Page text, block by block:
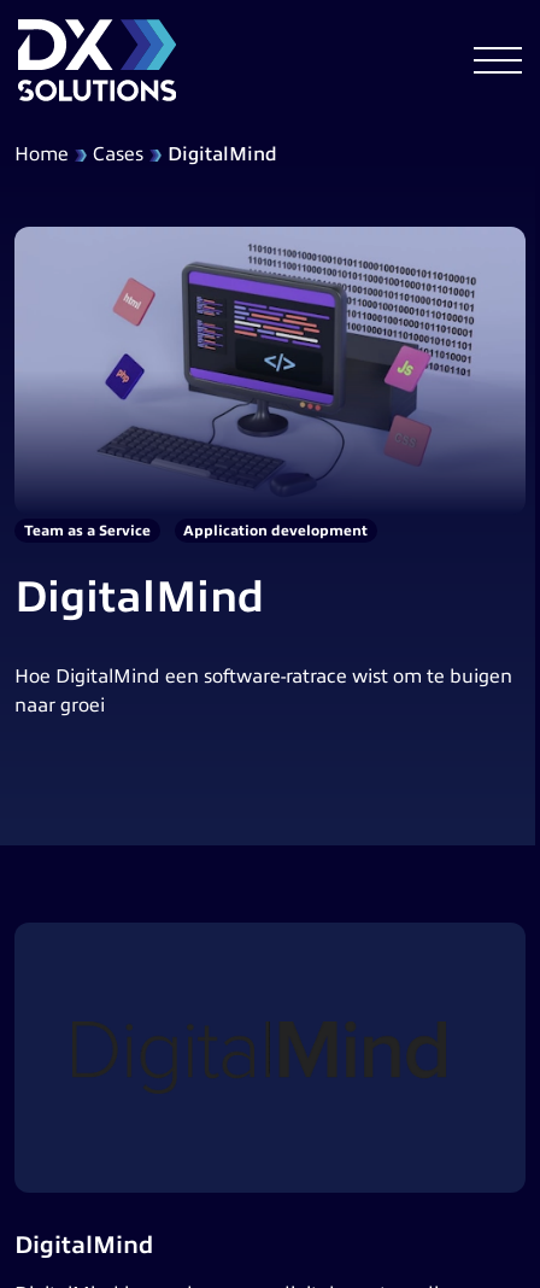
Home Cases DigitalMind
Team as a Service Application development
DigitalMind
Hoe DigitalMind een software-ratrace wist om te buigen
naar groei
DigitalMind